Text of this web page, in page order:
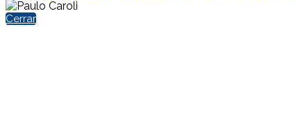
Cerrar